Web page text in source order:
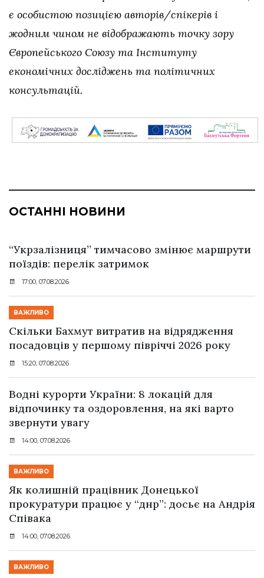
є особистою позицією авторів/спікерів і
жодним чином не відображають точку зору
Європейського Союзу та Інституту
економічних досліджень та політичних
консультацій.
ОСТАННІ НОВИНИ
“Укрзалізниця” тимчасово змінює маршрути
поїздів: перелік затримок
17:00, 07.08.2026
ВАЖЛИВО
Скільки Бахмут витратив на відрядження
посадовців у першому півріччі 2026 року
15:20, 07.08.2026
Водні курорти України: 8 локацій для
відпочинку та оздоровлення, на які варто
звернути увагу
14:00, 07.08.2026
ВАЖЛИВО
Як колишній працівник Донецької
прокуратури працює у “днр”: досьє на Андрія
Співака
14:00, 07.08.2026
ВАЖЛИВО